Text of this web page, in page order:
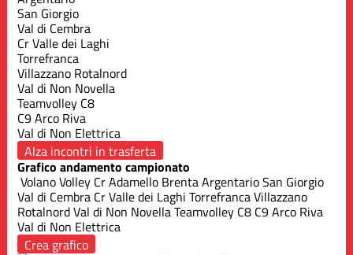
San Giorgio
Val di Cembra
Cr Valle dei Laghi
Torrefranca
Villazzano Rotalnord
Val di Non Novella
Teamvolley C8
C9 Arco Riva
Val di Non Elettrica
Alza incontri in trasferta
Grafico andamento campionato
Volano Volley Cr Adamello BrentaArgentarioSan Giorgio
Val di Cembra Cr Valle dei Laghi TorrefrancaVillazzano
RotalnordVal di Non NovellaTeamvolley C8 C9 Arco Riva
Val di Non Elettrica
Crea grafico